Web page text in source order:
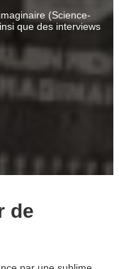
(Science-
que des interviews
de